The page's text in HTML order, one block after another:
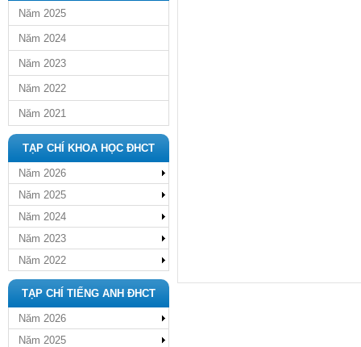
Năm 2025
Năm 2024
Năm 2023
Năm 2022
Năm 2021
TẠP CHÍ KHOA HỌC ĐHCT
Năm 2026
Năm 2025
Năm 2024
Năm 2023
Năm 2022
TẠP CHÍ TIẾNG ANH ĐHCT
Năm 2026
Năm 2025